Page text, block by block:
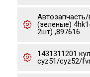
(зеленые)
2шт) ,897616
1431311201
cyz51/cyz52/